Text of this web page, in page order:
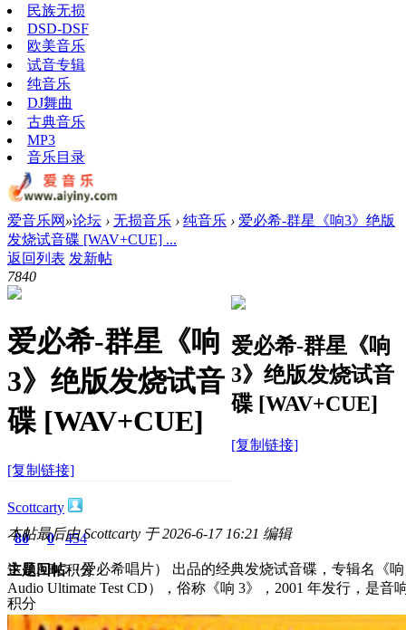
民族无损
DSD-DSF
欧美音乐
试音专辑
纯音乐
DJ舞曲
古典音乐
MP3
音乐目录
爱音乐网 »论坛 › 无损音乐 › 纯音乐 › 爱必希-群星《响3》绝版
发烧试音碟 [WAV+CUE] ...
返回列表 发新帖
7840
爱必希-群星《响
3》绝版发烧试音
碟 [WAV+CUE]
[复制链接]
爱必希-群星《响
3》绝版发烧试音
碟 [WAV+CUE]
[复制链接]
Scottcarty
80
主题
0
回帖
454
积分
积分
454
本帖最后由 Scottcarty 于 2026-6-17 16:21 编辑
这是ABC（爱必希唱片） 出品的经典发烧试音碟，专辑名《响
Audio Ultimate Test CD），俗称《响 3》，2001 年发行，是